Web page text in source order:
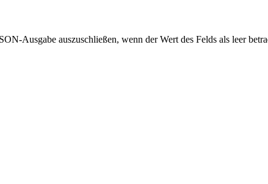
Ausgabe auszuschließen, wenn der Wert des Felds als leer